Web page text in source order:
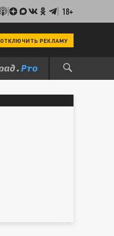
18+
ОТКЛЮЧИТЬ РЕКЛАМУ